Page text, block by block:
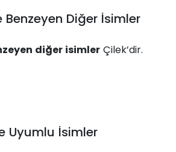
Benzeyen Diğer İsimler
diğer isimler Çilek’dir.
Uyumlu İsimler